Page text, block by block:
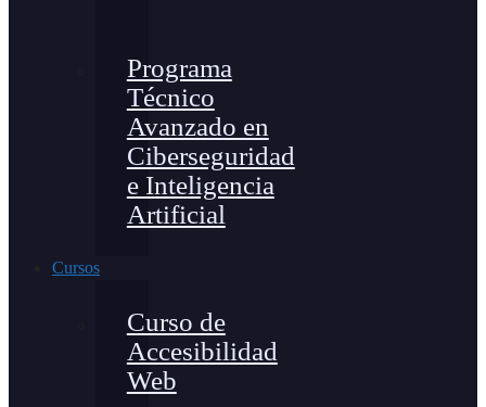
Programa
Técnico
Avanzado en
Ciberseguridad
e Inteligencia
Artificial
Cursos
Curso de
Accesibilidad
Web